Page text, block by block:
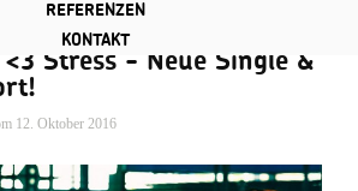
REFERENZEN
KONTAKT
Stress - Neue Single &
12. Oktober 2016